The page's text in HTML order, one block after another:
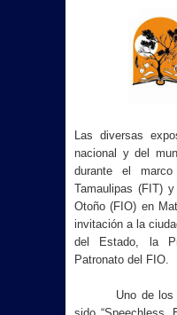
Las diversas
nacional y del
durante el marco
Tamaulipas (FIT)
Otoño (FIO) en
invitación a la
del Estado, la
Patronato del FIO.
Uno de